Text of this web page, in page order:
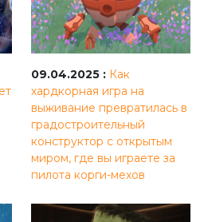
09.04.2025 : Как
хардкорная игра на
выживание превратилась в
градостроительный
конструктор с открытым
миром, где вы играете за
пилота корги-мехов